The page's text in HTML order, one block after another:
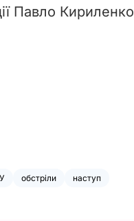
Павло Кириленко
обстріли
наступ